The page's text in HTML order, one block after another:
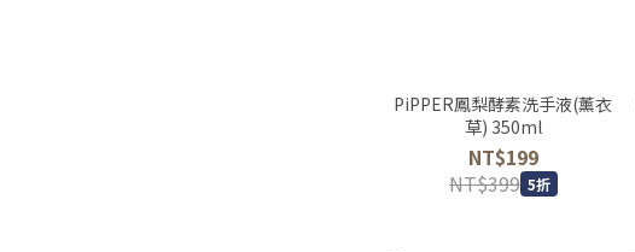
PiPPER鳳梨酵素洗手液(薰衣
草) 350ml
NT$199
NT$399 5折